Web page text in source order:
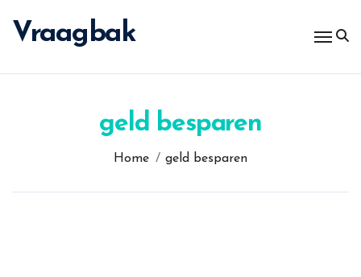
naarVraagbak
geld besparen
Home geld besparen